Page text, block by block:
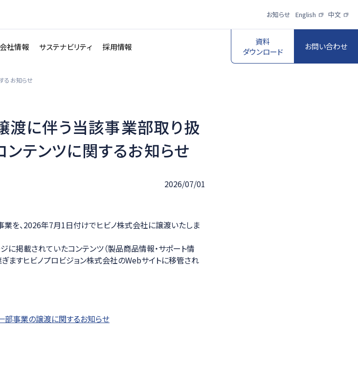
会社情報 サステナビリティ 採用情報
資料
ダウンロード
お問い合わせ
お知らせ English 中文
ス 講義収録・ 講義動
画配信システム
スポーツ映像伝
送・制作プロダク
ションサービス
光学計測ソリューション
るお知らせ
渡に伴う当該事業部取り扱
テンツに関するお知らせ
2026/07/01
業を、2026年7月1日付けでヒビノ株式会社に譲渡いたしま
に掲載されていたコンテンツ（製品商品情報・サポート情
ますヒビノプロビジョン株式会社のWebサイトに移管され
部事業の譲渡に関するお知らせ